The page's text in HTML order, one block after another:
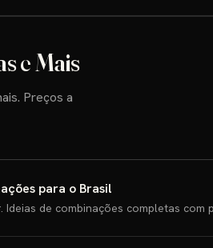
e Mais
Preços a
para o Brasil
de combinações completas com